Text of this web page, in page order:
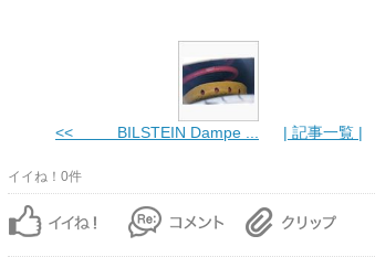
<< BILSTEIN Dampe ... | 記事一覧 |
イイね！0件